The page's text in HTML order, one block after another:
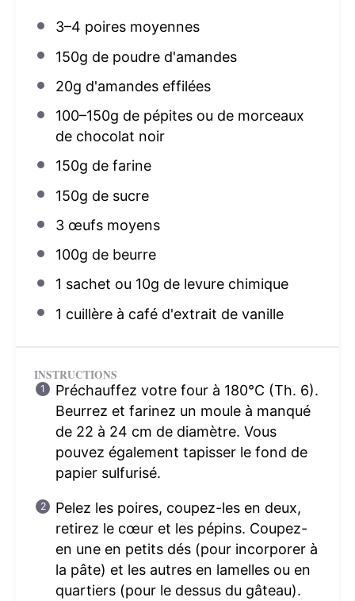
3–4 poires moyennes
150g de poudre d'amandes
20g d'amandes effilées
100–150g de pépites ou de morceaux
de chocolat noir
150g de farine
150g de sucre
3œufs moyens
100g de beurre
1 sachet ou 10g de levure chimique
1 cuillère à café d'extrait de vanille
INSTRUCTIONS
Préchauffez votre four à 180°C (Th. 6).
Beurrez et farinez un moule à manqué
de 22 à 24 cm de diamètre. Vous
pouvez également tapisser le fond de
papier sulfurisé.
Pelez les poires, coupez-les en deux,
retirez le cœur et les pépins. Coupez-
en une en petits dés (pour incorporer à
la pâte) et les autres en lamelles ou en
quartiers (pour le dessus du gâteau).